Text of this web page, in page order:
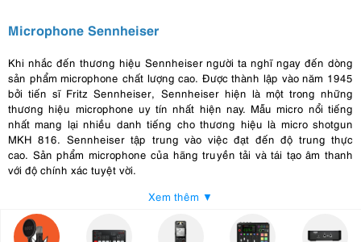
Microphone Sennheiser
Khi nhắc đến thương hiệu Sennheiser người ta nghĩ ngay đến dòng
sản phẩm microphone chất lượng cao. Được thành lập vào năm 1945
bởi tiến sĩ Fritz Sennheiser, Sennheiser hiện là một trong những
thương hiệu microphone uy tín nhất hiện nay. Mẫu micro nổi tiếng
nhất mang lại nhiều danh tiếng cho thương hiệu là micro shotgun
MKH 816. Sennheiser tập trung vào việc đạt đến độ trung thực
cao. Sản phẩm microphone của hãng truyền tải và tái tạo âm thanh
với độ chính xác tuyệt vời.
Ưu điểm của microphone Sennheiser
Nâng cấp âm thanh của bạn với microphone Sennheiser tại sao
Xem thêm ▼